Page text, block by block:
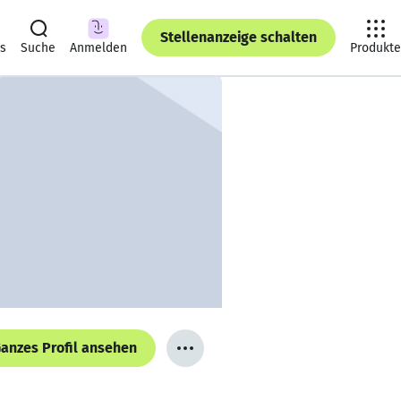
Suche Anmelden
Stellenanzeige schalten
Produkte
Profil ansehen